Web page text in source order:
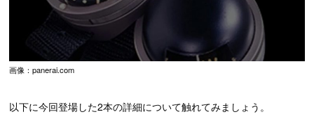
画像：panerai.com
以下に今回登場した2本の詳細について触れてみましょう。